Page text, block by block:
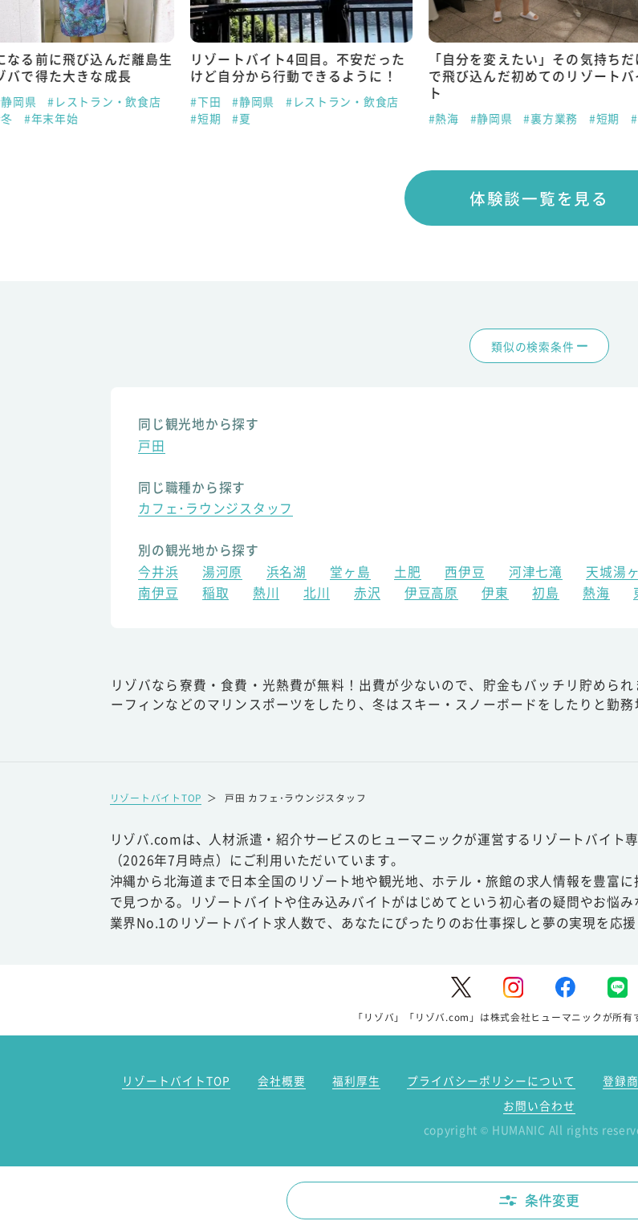
なる前に飛び込んだ離島生
バで得た大きな成長
岡県
#レストラン・飲食店
#年末年始
リゾートバイト4回目。不安だった
けど自分から行動できるように！
#下田 #静岡県
#レストラン・飲食店
#短期
#夏
「自分を変えたい」その気持ちだ
で飛び込んだ初めてのリゾートバ
ト
#熱海 #静岡県 #裏方業務 #短期
体験談一覧を見る
類似の検索条件
同じ観光地から探す
戸田
同じ職種から探す
カフェ･ラウンジスタッフ
別の観光地から探す
今井浜
湯河原 浜名湖 堂ヶ島 土肥 西伊豆 河津七滝 天城湯
南伊豆
稲取 熱川 北川 赤沢 伊豆高原 伊東 初島 熱海
リゾバなら寮費・食費・光熱費が無料！出費が少ないので、貯金もバッチリ貯めら
ーフィンなどのマリンスポーツをしたり、冬はスキー・スノーボードをしたりと勤務
リゾートバイトTOP ＞ 戸田 カフェ･ラウンジスタッフ
リゾバ.comは、人材派遣・紹介サービスのヒューマニックが運営するリゾートバイト
（2026年7月時点）にご利用いただいています。
沖縄から北海道まで日本全国のリゾート地や観光地、ホテル・旅館の求人情報を豊富
で見つかる。リゾートバイトや住み込みバイトがはじめてという初心者の疑問やお悩
業界No.1のリゾートバイト求人数で、あなたにぴったりのお仕事探しと夢の実現を応援
「リゾバ」「リゾバ.com」は株式会社ヒューマニックが所有
リゾートバイトTOP 会社概要 福利厚生 プライバシーポリシーについて 登録
お問い合わせ
copyright © HUMANIC All rights
条件変更